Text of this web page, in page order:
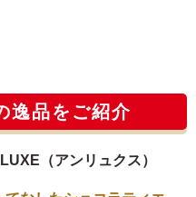
逸品をご紹介
（アンリュクス）